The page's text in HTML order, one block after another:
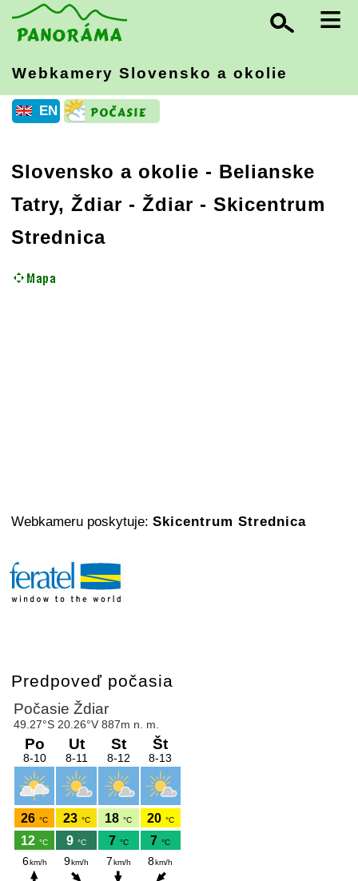
≡
Webkamery Slovensko a okolie
EN
Slovensko a okolie - Belianske
Tatry, Ždiar - Ždiar - Skicentrum
Strednica
Webkameru poskytuje: Skicentrum Strednica
Predpoveď počasia